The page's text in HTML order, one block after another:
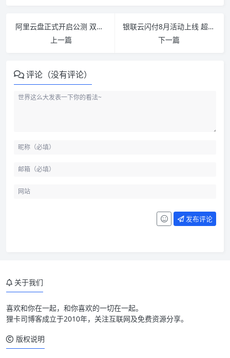
阿里云盘正式开启公测 双盘合并永不限速（附福利码）
上一篇
银联云闪付8月活动上线 超多福利内容助省钱
下一篇
评论（没有评论）
发布评论
关于我们
喜欢和你在一起，和你喜欢的一切在一起。
狸卡司博客成立于2010年，关注互联网及免费资源分享。
版权说明